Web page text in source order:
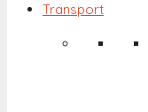
Transport